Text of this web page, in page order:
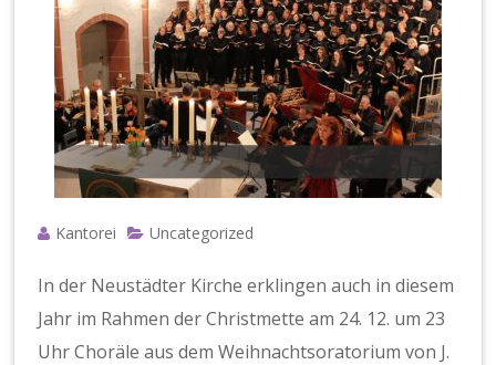
Kantorei Uncategorized
In der Neustädter Kirche erklingen auch in diesem
Jahr im Rahmen der Christmette am 24. 12. um 23
Uhr Choräle aus dem Weihnachtsoratorium von J.